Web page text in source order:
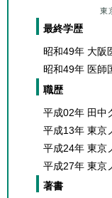
東
最終学歴
昭和49年 大阪
昭和49年 医師
職歴
平成02年 田中
平成13年 東京
平成24年 東京
平成27年 東京
著書